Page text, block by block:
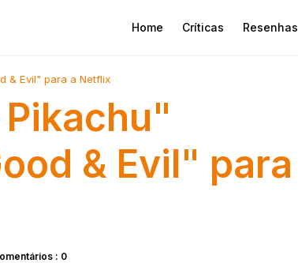
Home Críticas Resenhas
& Evil" para a Netflix
& Evil" para
: 0